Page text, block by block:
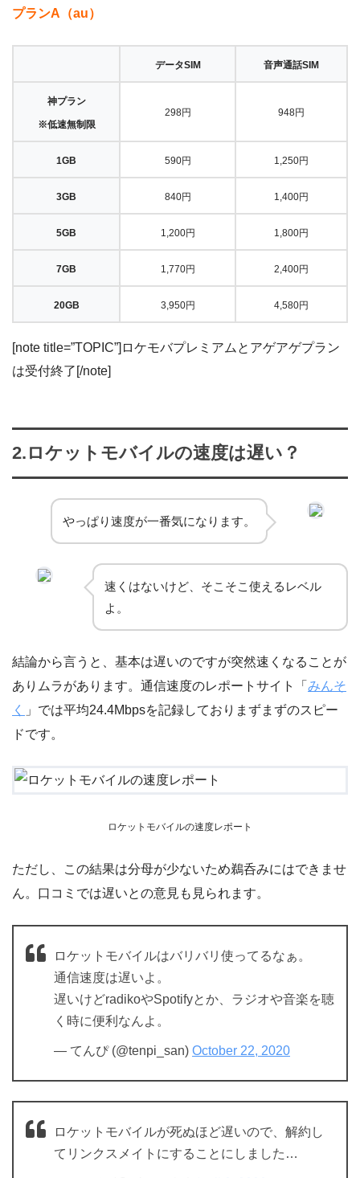
プランA（au）
データSIM 音声通話SIM
神プラン
※低速無制限
298円 948円
1GB 590円 1,250円
3GB 840円 1,400円
5GB 1,200円 1,800円
7GB 1,770円 2,400円
20GB 3,950円 4,580円
[note title=”TOPIC”]ロケモバプレミアムとアゲアゲプラン
は受付終了[/note]
2.ロケットモバイルの速度は遅い？
やっぱり速度が一番気になります。
速くはないけど、そこそこ使えるレベル
よ。
結論から言うと、基本は遅いのですが突然速くなることが
ありムラがあります。通信速度のレポートサイト「 みんそ
く
」では平均24.4Mbpsを記録しておりまずまずのスピー
ドです。
ロケットモバイルの速度レポート
ただし、この結果は分母が少ないため鵜呑みにはできませ
ん。口コミでは遅いとの意見も見られます。
ロケットモバイルはバリバリ使ってるなぁ。
通信速度は遅いよ。
遅いけどradikoやSpotifyとか、ラジオや音楽を聴
く時に便利なんよ。
— てんぴ (@tenpi_san) October 22, 2020
ロケットモバイルが死ぬほど遅いので、解約し
てリンクスメイトにすることにしました…